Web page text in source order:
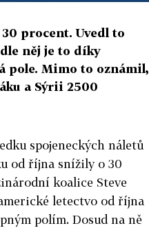
procent. Uvedl to
něj je to díky
pole. Mimo to oznámil,
a Sýrii 2500
spojeneckých náletů
od října snížily o 30
koalice Steve
letectvo od října
polím. Dosud na ně